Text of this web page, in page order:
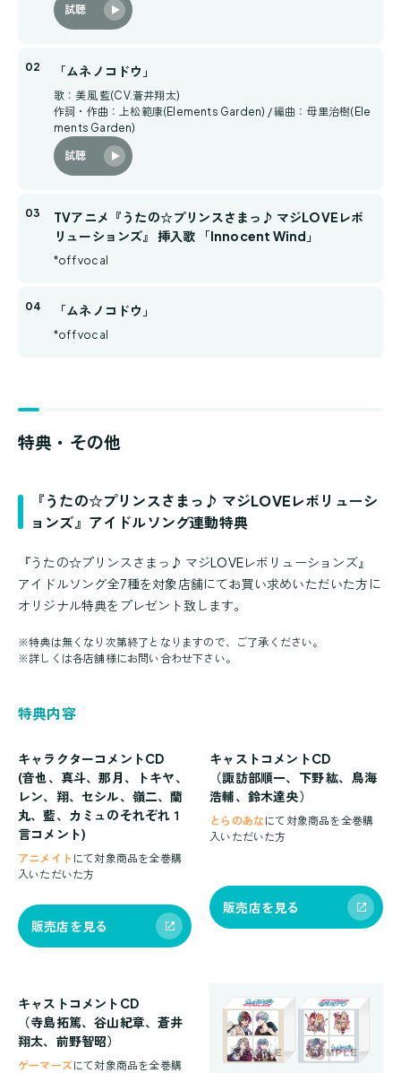
試聴
「ムネノコドウ」
歌：美風 藍(CV.蒼井翔太)
作詞・作曲：上松範康(Elements Garden) / 編曲：母里治樹(Ele
ments Garden)
試聴
TVアニメ『うたの☆プリンスさまっ♪ マジLOVEレボ
リューションズ』 挿入歌 「Innocent Wind」
*off vocal
「ムネノコドウ」
*off vocal
特典・その他
『うたの☆プリンスさまっ♪ マジLOVEレボリューシ
ョンズ』アイドルソング連動特典
『うたの☆プリンスさまっ♪ マジLOVEレボリューションズ』
アイドルソング全7種を対象店舗にてお買い求めいただいた方に
オリジナル特典をプレゼント致します。
※特典は無くなり次第終了となりますので、ご了承ください。
※詳しくは各店舗様にお問い合わせ下さい。
特典内容
キャラクターコメントCD
(音也、真斗、那月、トキヤ、
レン、翔、セシル、嶺二、蘭
丸、藍、カミュのそれぞれ１
言コメント)
アニメイト にて対象商品を全巻購
入いただいた方
販売店を見る
キャストコメントCD
（諏訪部順一、下野 紘、鳥海
浩輔、鈴木達央）
とらのあな にて対象商品を全巻購
入いただいた方
販売店を見る
キャストコメントCD
（寺島拓篤、谷山紀章、蒼井
翔太、前野智昭）
ゲーマーズにて対象商品を全巻購